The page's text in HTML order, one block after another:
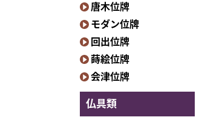
唐木位牌
モダン位牌
回出位牌
蒔絵位牌
会津位牌
仏具類